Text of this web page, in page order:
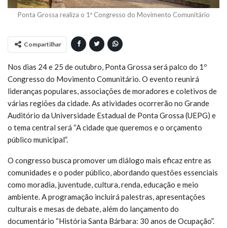
Ponta Grossa realiza o 1º Congresso do Movimento Comunitário
Compartilhar
Nos dias 24 e 25 de outubro, Ponta Grossa será palco do 1º
Congresso do Movimento Comunitário. O evento reunirá
lideranças populares, associações de moradores e coletivos de
várias regiões da cidade. As atividades ocorrerão no Grande
Auditório da Universidade Estadual de Ponta Grossa (UEPG) e
o tema central será “A cidade que queremos e o orçamento
público municipal”.
O congresso busca promover um diálogo mais eficaz entre as
comunidades e o poder público, abordando questões essenciais
como moradia, juventude, cultura, renda, educação e meio
ambiente. A programação incluirá palestras, apresentações
culturais e mesas de debate, além do lançamento do
documentário “História Santa Bárbara: 30 anos de Ocupação”.